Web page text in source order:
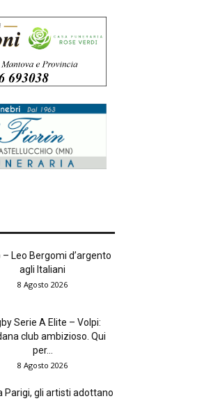
– Leo Bergomi d’argento
agli Italiani
8 Agosto 2026
Serie A Elite – Volpi:
club ambizioso. Qui
per...
8 Agosto 2026
Parigi, gli artisti adottano